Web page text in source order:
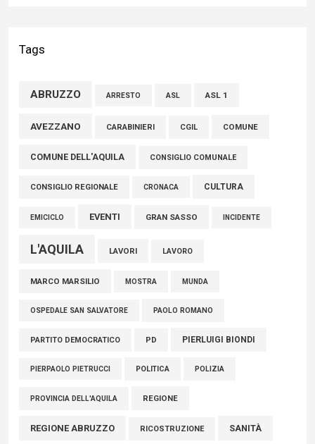
conti solidi che consentono di effettuare nuovi interventi di
TRAGUARDO STORICO
05 Agosto 2026
Tags
ABRUZZO ARRESTO ASL ASL 1
AVEZZANO CARABINIERI CGIL COMUNE
COMUNE DELL'AQUILA CONSIGLIO COMUNALE
CONSIGLIO REGIONALE CRONACA CULTURA
EMICICLO EVENTI GRAN SASSO INCIDENTE
L'AQUILA LAVORI LAVORO
MARCO MARSILIO MOSTRA MUNDA
OSPEDALE SAN SALVATORE PAOLO ROMANO
PARTITO DEMOCRATICO PD PIERLUIGI BIONDI
PIERPAOLO PIETRUCCI POLITICA POLIZIA
PROVINCIA DELL'AQUILA REGIONE
REGIONE ABRUZZO RICOSTRUZIONE SANITÀ